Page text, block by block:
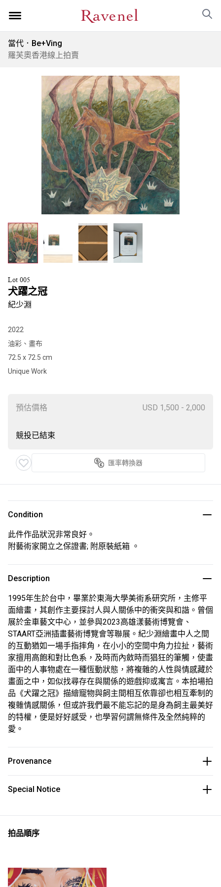
當代．Be+Ving
羅芙奧香港線上拍賣
Lot 005
犬躍之冠
紀少淵
2022
油彩、畫布
72.5 x 72.5 cm
Unique Work
預估價格 USD 1,500 - 2,000
競投已結束
匯率轉換器
Condition
此件作品狀況非常良好。
附藝術家開立之保證書; 附原裝紙箱 。
Description
1995年生於台中，畢業於東海大學美術系研究所，主修平
面繪畫，其創作主要探討人與人關係中的衝突與和諧。曾個
展於金車藝文中心，並參與2023高雄漾藝術博覽會、
STAART亞洲插畫藝術博覽會等聯展。紀少淵繪畫中人之間
的互動猶如一場手指摔角，在小小的空間中角力拉扯，藝術
家擅用高飽和對比色系，及時而內斂時而猖狂的筆觸，使畫
面中的人事物處在一種恆動狀態，將複雜的人性與情感藏於
畫面之中，如似找尋存在與關係的遊戲抑或寓言。本拍場拍
品《犬躍之冠》描繪寵物與飼主間相互依靠卻也相互牽制的
複雜情感關係，但或許我們最不能忘記的是身為飼主最美好
的特權，便是好好感受，也學習何謂無條件及全然純粹的
愛。
Provenance
Special Notice
拍品順序